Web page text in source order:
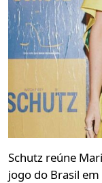
Schutz reúne
jogo do Brasil em